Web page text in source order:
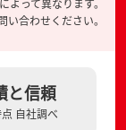
って異なります。
合わせください。
と信頼
自社調べ